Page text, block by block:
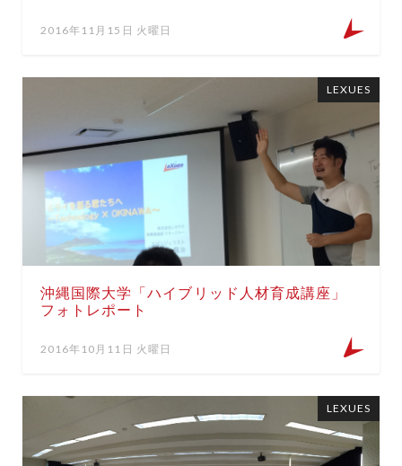
2016年11月15日 火曜日
沖縄国際大学「ハイブリッド人材育成講座」
フォトレポート
2016年10月11日 火曜日
LEXUES
LEXUES